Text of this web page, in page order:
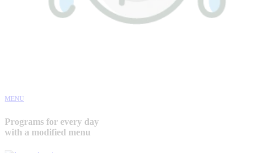
MENU
Programs for every day
with a modified menu